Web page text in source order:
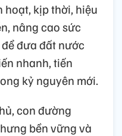
kịp thời, hiệu
nâng cao sức
đưa đất nước
nhanh, tiến
kỷ nguyên mới.
con đường
bền vững và